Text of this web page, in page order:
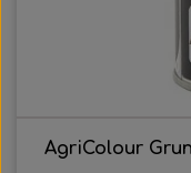
AgriColour